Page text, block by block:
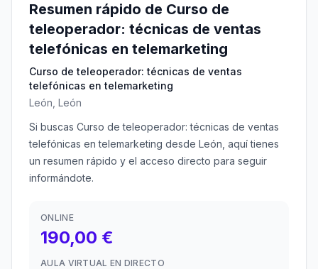
Resumen rápido de Curso de
teleoperador: técnicas de ventas
telefónicas en telemarketing
Curso de teleoperador: técnicas de ventas
telefónicas en telemarketing
León, León
Si buscas Curso de teleoperador: técnicas de ventas
telefónicas en telemarketing desde León, aquí tienes
un resumen rápido y el acceso directo para seguir
informándote.
ONLINE
190,00 €
AULA VIRTUAL EN DIRECTO